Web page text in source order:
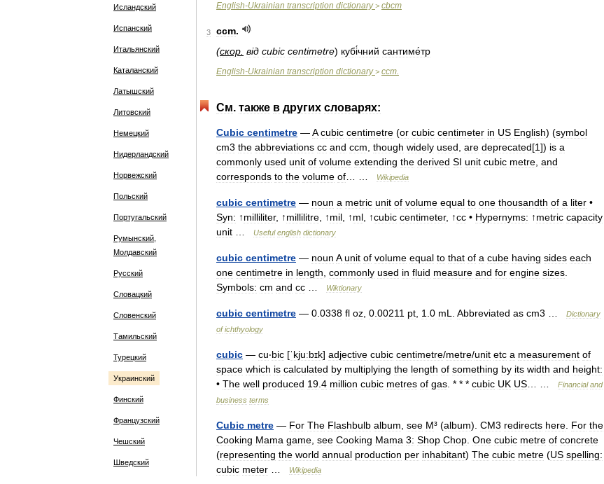
Исландский
Испанский
Итальянский
Каталанский
Латышский
Литовский
Немецкий
Нидерландский
Норвежский
Польский
Португальский
Румынский,
Молдавский
Русский
Словацкий
Словенский
Тамильский
Турецкий
Украинский
Финский
Французский
Чешский
Шведский
English-Ukrainian transcription dictionary > cbcm
3 ccm.
(скор від cubic centimetre) кубі́чний сантиме́тр
English-Ukrainian transcription dictionary > ccm.
См. также в других словарях:
Cubic centimetre —A cubic centimetre (or cubic centimeter in US English) (symbol
cm3 the abbreviations cc and ccm though widely used are deprecated[1]) is a
commonly used unit of volume extending the derived SI unit cubic metre and
corresponds to the volume of Wikipedia
cubic centimetre — noun a metric unit of volume equal to one thousandth of a liter •
Syn: ↑milliliter, ↑millilitre , ↑mil , ↑ml , ↑cubic centimeter, ↑cc • Hypernyms: ↑metric capacity
unit
Useful english dictionary
cubic centimetre — noun A unit of volume equal to that of a cube having sides each
one centimetre in length commonly used in fluid measure and for engine sizes
Symbols: cm and cc Wiktionary
cubic centimetre — 0 0338 fl oz 0 00211 pt 1 0 mL Abbreviated as cm3
Dictionary
of ichthyology
cubic — cu‧bic [ˈkjuːbɪk] adjective cubic centimetre/​metre/​unit etc a measurement of
space which is calculated by multiplying the length of something by its width and height:
• The well produced 19 4 million cubic metres of gas . * * * cubic UK US Financial and
business terms
Cubic metre — For The Flashbulb album see M³ (album). CM3 redirects here For the
Cooking Mama game see Cooking Mama 3: Shop Chop One cubic metre of concrete
(representing the world annual production per inhabitant) The cubic metre (US spelling:
cubic meter Wikipedia